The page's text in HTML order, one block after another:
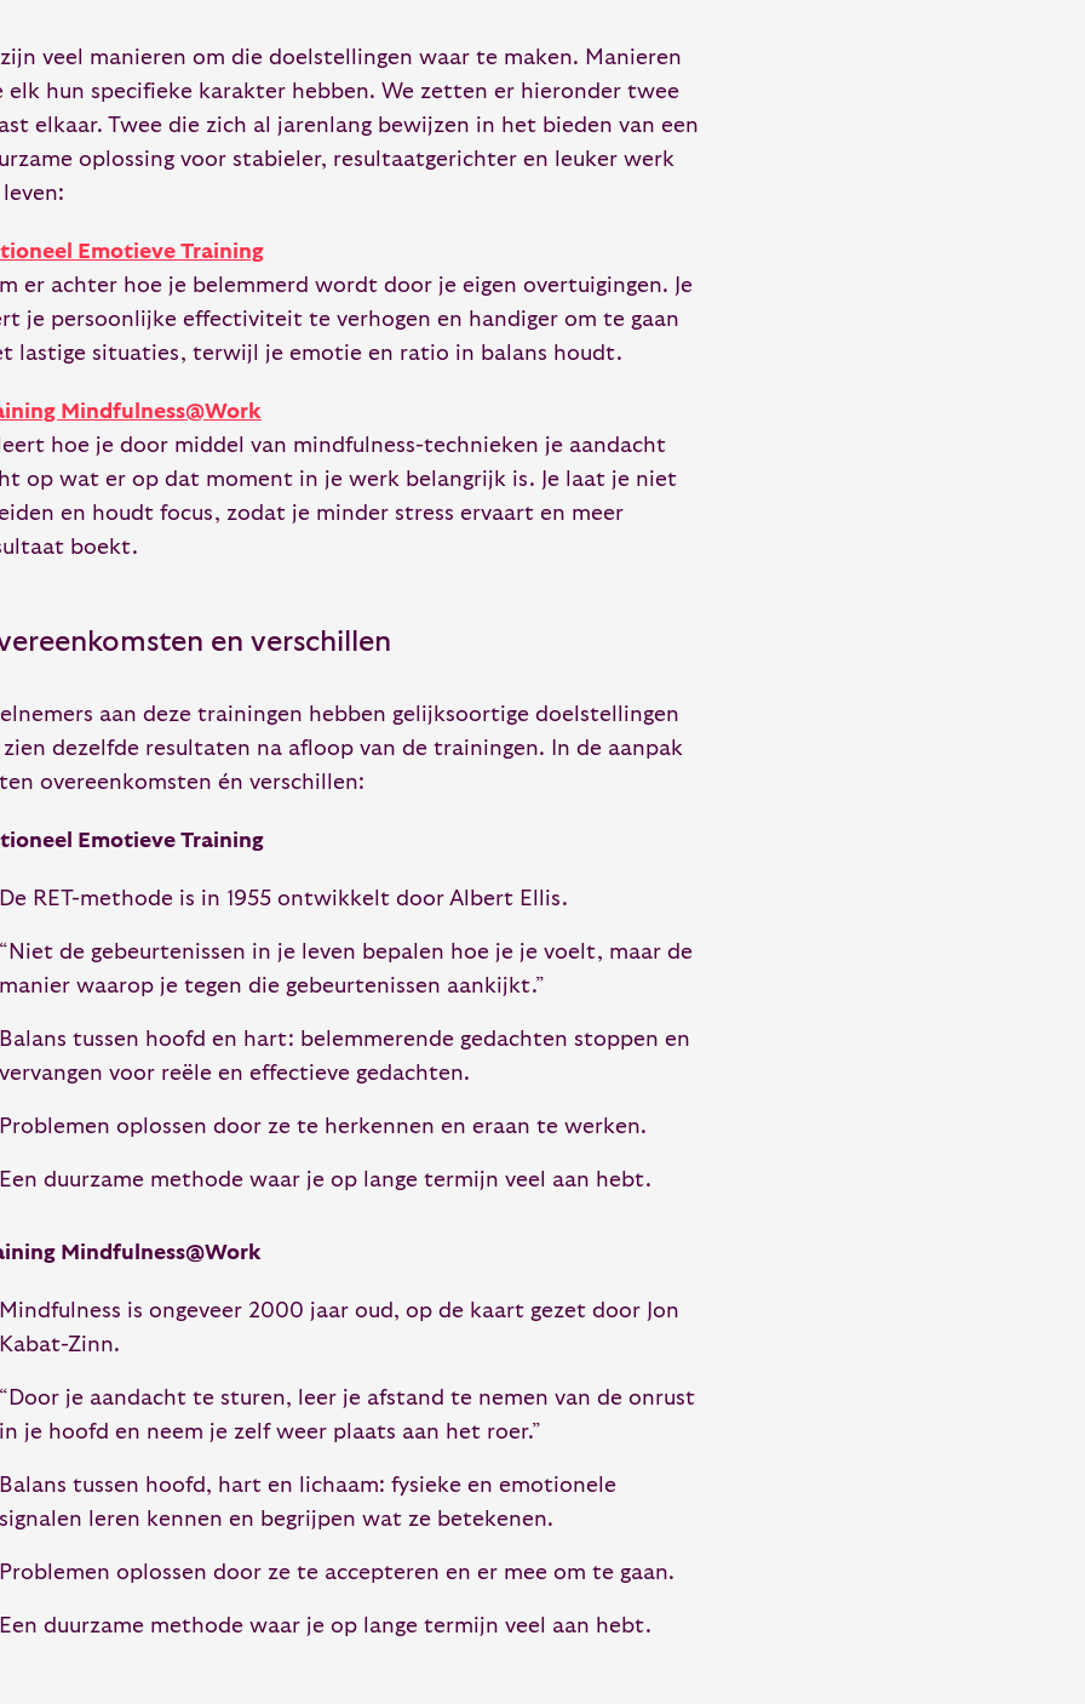
veel manieren om die doelstellingen waar te maken. Manieren
elk hun specifieke karakter hebben. We zetten er hieronder twee
elkaar. Twee die zich al jarenlang bewijzen in het bieden van een
oplossing voor stabieler, resultaatgerichter en leuker werk
Emotieve Training
er achter hoe je belemmerd wordt door je eigen overtuigingen. Je
je persoonlijke effectiviteit te verhogen en handiger om te gaan
lastige situaties, terwijl je emotie en ratio in balans houdt.
Mindfulness@Work
hoe je door middel van mindfulness-technieken je aandacht
op wat er op dat moment in je werk belangrijk is. Je laat je niet
en houdt focus, zodat je minder stress ervaart en meer
boekt.
en verschillen
aan deze trainingen hebben gelijksoortige doelstellingen
zien dezelfde resultaten na afloop van de trainingen. In de aanpak
overeenkomsten én verschillen:
Emotieve Training
RET-methode is in 1955 ontwikkelt door Albert Ellis.
de gebeurtenissen in je leven bepalen hoe je je voelt, maar de
waarop je tegen die gebeurtenissen aankijkt.”
tussen hoofd en hart: belemmerende gedachten stoppen en
voor reële en effectieve gedachten.
oplossen door ze te herkennen en eraan te werken.
duurzame methode waar je op lange termijn veel aan hebt.
Mindfulness@Work
is ongeveer 2000 jaar oud, op de kaart gezet door Jon
Zinn.
je aandacht te sturen, leer je afstand te nemen van de onrust
je hoofd en neem je zelf weer plaats aan het roer.”
tussen hoofd, hart en lichaam: fysieke en emotionele
leren kennen en begrijpen wat ze betekenen.
oplossen door ze te accepteren en er mee om te gaan.
duurzame methode waar je op lange termijn veel aan hebt.